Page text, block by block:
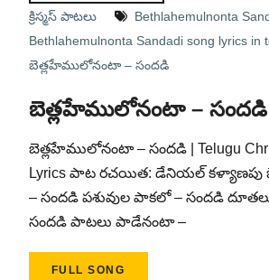
క్రిస్మస్ పాటలు
Bethlahemulnonta
Bethlahemulnonta Sandadi song lyrics in
బెత్లహేములోనంటా – సందడి
బెత్లహేములోనంటా – సందడి
బెత్లహేములోనంటా – సందడి | Telugu
Lyrics పాట రచయిత: డేనియల్
– సందడి పశువుల పాకలో – సందడి
సందడి పాటలు పాడేనంటా –
FULL SONG